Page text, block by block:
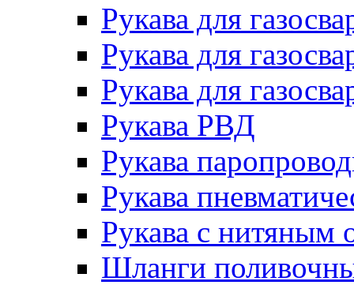
Рукава для
Рукава для
Рукава для
Рукава РВД
Рукава
Рукава
Рукава с нитяным
Шланги